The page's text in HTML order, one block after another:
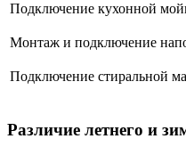
Подключение кухонной
Монтаж и подключение
Подключение стиральной
Различие летнего и